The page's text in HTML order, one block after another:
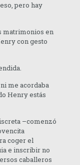
pero hay
en
con gesto
me acordaba
Henry estás
–comenzó
coger el
e inscribir no
caballeros